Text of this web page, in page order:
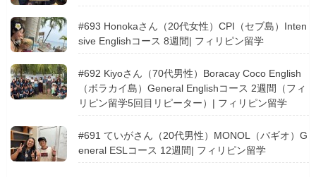
#693 Honokaさん（20代女性）CPI（セブ島）Inten
sive Englishコース 8週間| フィリピン留学
#692 Kiyoさん（70代男性）Boracay Coco English
（ボラカイ島）General Englishコース 2週間（フィ
リピン留学5回目リピーター）| フィリピン留学
#691 ていがさん（20代男性）MONOL（バギオ）G
eneral ESLコース 12週間| フィリピン留学